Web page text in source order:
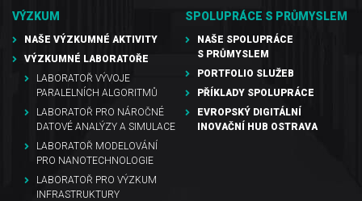
VÝZKUM
NAŠE VÝZKUMNÉ AKTIVITY
VÝZKUMNÉ LABORATOŘE
LABORATOŘ VÝVOJE
PARALELNÍCH ALGORITMŮ
LABORATOŘ PRO NÁROČNÉ
DATOVÉ ANALÝZY A SIMULACE
LABORATOŘ MODELOVÁNÍ
PRO NANOTECHNOLOGIE
LABORATOŘ PRO VÝZKUM
INFRASTRUKTURY
SPOLUPRÁCE S PRŮMYSLEM
NAŠE SPOLUPRÁCE
S PRŮMYSLEM
PORTFOLIO SLUŽEB
PŘÍKLADY SPOLUPRÁCE
EVROPSKÝ DIGITÁLNÍ
INOVAČNÍ HUB OSTRAVA